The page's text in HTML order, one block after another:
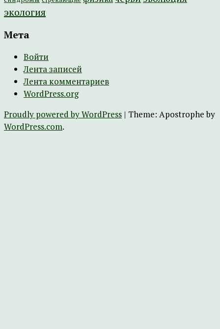
экология
Мета
Войти
Лента записей
Лента комментариев
WordPress.org
Proudly powered by WordPress | Theme: Apostrophe by
WordPress.com.